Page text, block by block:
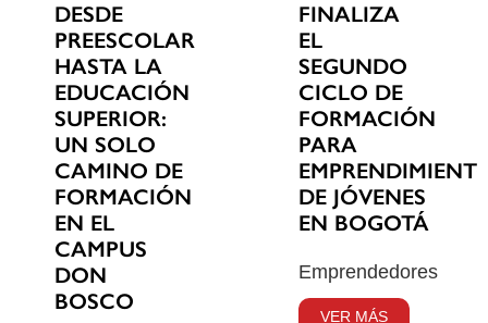
DESDE
PREESCOLAR
HASTA LA
EDUCACIÓN
SUPERIOR:
UN SOLO
CAMINO DE
FORMACIÓN
EN EL
CAMPUS
DON
BOSCO
FINALIZA
EL
SEGUNDO
CICLO DE
FORMACIÓN
PARA
DE JÓVENES
EN BOGOTÁ
Emprendedores
VER MÁS